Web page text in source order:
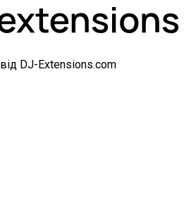
від DJ-Extensions.com